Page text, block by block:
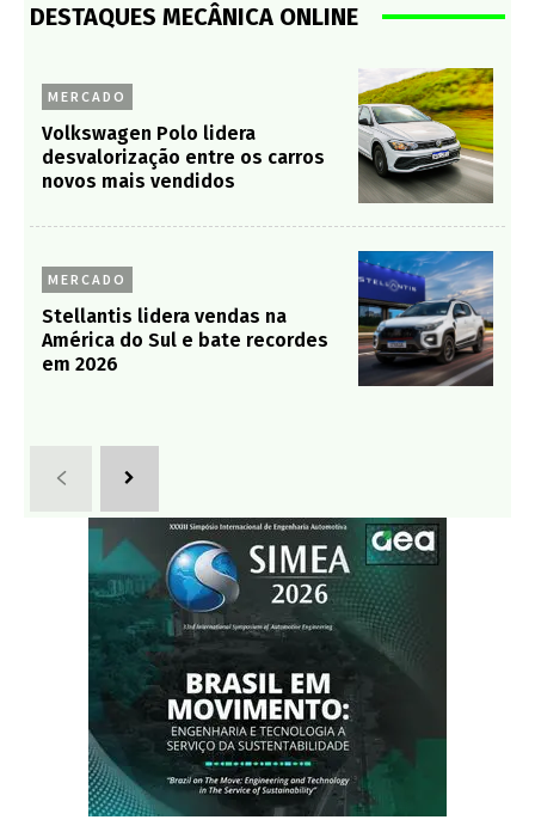
DESTAQUES MECÂNICA ONLINE
MERCADO
Volkswagen Polo lidera
desvalorização entre os carros
novos mais vendidos
MERCADO
Stellantis lidera vendas na
América do Sul e bate recordes
em 2026